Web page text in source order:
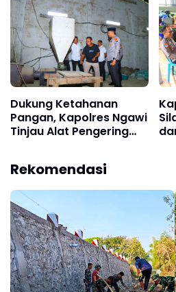
Dukung Ketahanan
Pangan, Kapolres Ngawi
Tinjau Alat Pengering
Rekomendasi